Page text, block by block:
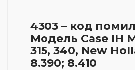
4303 – код
Модель Case IH
315, 340, New
8.390; 8.410